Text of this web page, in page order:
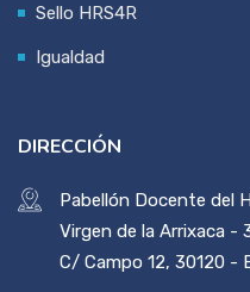
Sello HRS4R
Igualdad
DIRECCIÓN
Pabellón Docente del
Virgen de la Arrixaca -
C/ Campo 12, 30120 -